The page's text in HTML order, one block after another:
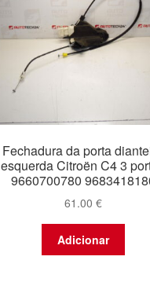
Fechadura da porta
esquerda Citroën C4 3
9660700780
61.00 €
Adicionar